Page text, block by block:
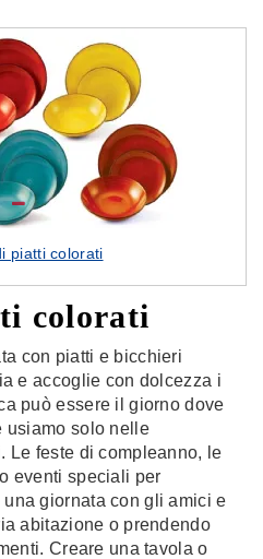
piatti colorati
colorati
con piatti e bicchieri
e accoglie con dolcezza i
può essere il giorno dove
usiamo solo nelle
Le feste di compleanno, le
eventi speciali per
giornata con gli amici e
abitazione o prendendo
Creare una tavola o